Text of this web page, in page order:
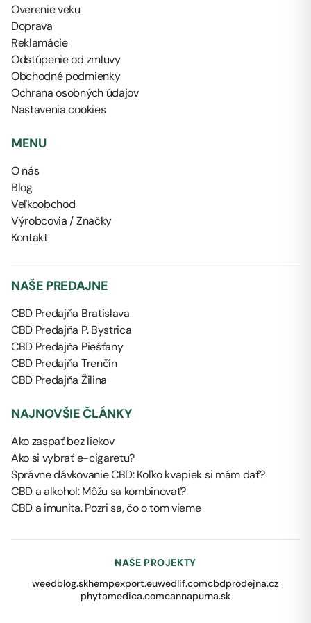
Overenie veku
Doprava
Reklamácie
Odstúpenie od zmluvy
Obchodné podmienky
Ochrana osobných údajov
Nastavenia cookies
MENU
O nás
Blog
Veľkoobchod
Výrobcovia / Značky
Kontakt
NAŠE PREDAJNE
CBD Predajňa Bratislava
CBD Predajňa P. Bystrica
CBD Predajňa Piešťany
CBD Predajňa Trenčín
CBD Predajňa Žilina
NAJNOVŠIE ČLÁNKY
Ako zaspať bez liekov
Ako si vybrať e-cigaretu?
Správne dávkovanie CBD: Koľko kvapiek si mám dať?
CBD a alkohol: Môžu sa kombinovať?
CBD a imunita. Pozri sa, čo o tom vieme
NAŠE PROJEKTY
weedblog.skhempexport.euwedlif.comcbdprodejna.cz
phytamedica.comcannapurna.sk